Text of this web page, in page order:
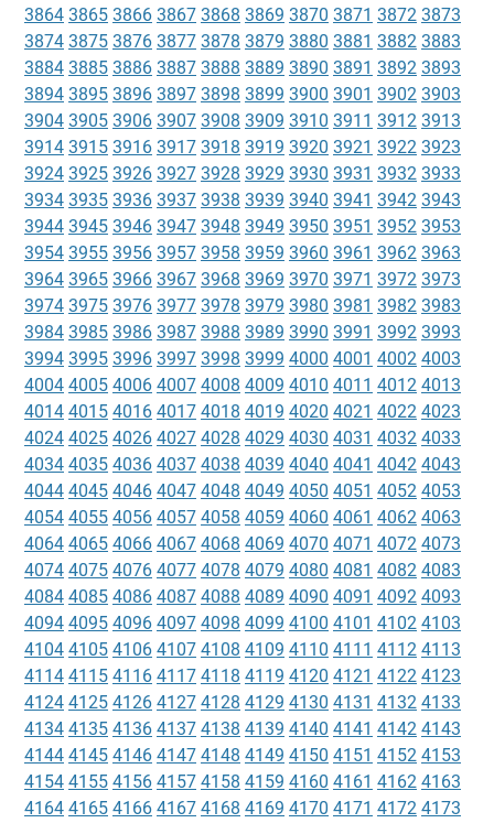
3864 3865 3866 3867 3868 3869 3870 3871 3872 3873
3874 3875 3876 3877 3878 3879 3880 3881 3882 3883
3884 3885 3886 3887 3888 3889 3890 3891 3892 3893
3894 3895 3896 3897 3898 3899 3900 3901 3902 3903
3904 3905 3906 3907 3908 3909 3910 3911 3912 3913
3914 3915 3916 3917 3918 3919 3920 3921 3922 3923
3924 3925 3926 3927 3928 3929 3930 3931 3932 3933
3934 3935 3936 3937 3938 3939 3940 3941 3942 3943
3944 3945 3946 3947 3948 3949 3950 3951 3952 3953
3954 3955 3956 3957 3958 3959 3960 3961 3962 3963
3964 3965 3966 3967 3968 3969 3970 3971 3972 3973
3974 3975 3976 3977 3978 3979 3980 3981 3982 3983
3984 3985 3986 3987 3988 3989 3990 3991 3992 3993
3994 3995 3996 3997 3998 3999 4000 4001 4002 4003
4004 4005 4006 4007 4008 4009 4010 4011 4012 4013
4014 4015 4016 4017 4018 4019 4020 4021 4022 4023
4024 4025 4026 4027 4028 4029 4030 4031 4032 4033
4034 4035 4036 4037 4038 4039 4040 4041 4042 4043
4044 4045 4046 4047 4048 4049 4050 4051 4052 4053
4054 4055 4056 4057 4058 4059 4060 4061 4062 4063
4064 4065 4066 4067 4068 4069 4070 4071 4072 4073
4074 4075 4076 4077 4078 4079 4080 4081 4082 4083
4084 4085 4086 4087 4088 4089 4090 4091 4092 4093
4094 4095 4096 4097 4098 4099 4100 4101 4102 4103
4104 4105 4106 4107 4108 4109 4110 4111 4112 4113
4114 4115 4116 4117 4118 4119 4120 4121 4122 4123
4124 4125 4126 4127 4128 4129 4130 4131 4132 4133
4134 4135 4136 4137 4138 4139 4140 4141 4142 4143
4144 4145 4146 4147 4148 4149 4150 4151 4152 4153
4154 4155 4156 4157 4158 4159 4160 4161 4162 4163
4164 4165 4166 4167 4168 4169 4170 4171 4172 4173